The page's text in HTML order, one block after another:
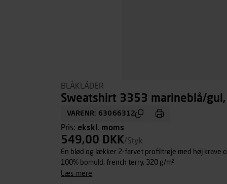
BLÅKLÄDER
Sweatshirt 3353 marineblå/
VARENR: 63066312
Pris: ekskl. moms
549,00 DKK/Styk
En blød og lækker 2-farvet profiltrøje med høj krave
100% bomuld, french terry, 320 g/m²
læs mere